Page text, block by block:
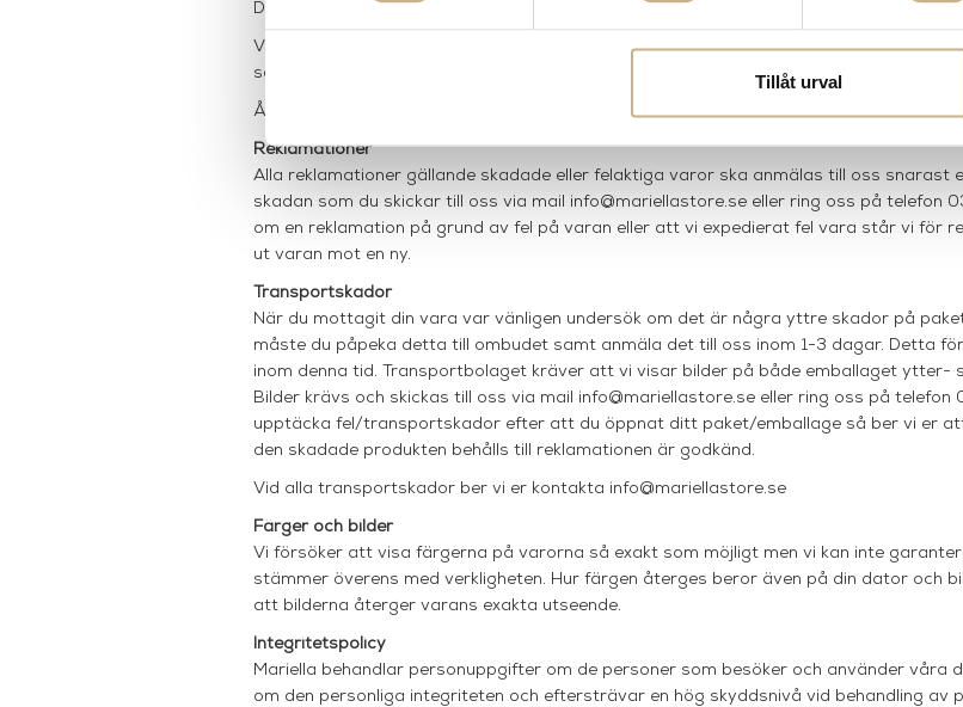
Tillåt urval
Dessa varor betraktas som beställningsvaror och omfattas därför inte av
Vid köp av varor märkta som "Sample Sale" eller "Sale" tillämpas ingen ångerrätt.
samband med köpet.
Ångerrätten gäller ej för företagskunder.
Reklamationer
Alla reklamationer gällande skadade eller felaktiga varor ska anmälas till oss snarast
skadan som du skickar till oss via mail info@mariellastore.se eller ring oss på telefon
om en reklamation på grund av fel på varan eller att vi expedierat fel vara står vi för
ut varan mot en ny.
Transportskador
När du mottagit din vara var vänligen undersök om det är några yttre skador på
måste du påpeka detta till ombudet samt anmäla det till oss inom 1-3 dagar. Detta
inom denna tid. Transportbolaget kräver att vi visar bilder på både emballaget ytter-
Bilder krävs och skickas till oss via mail info@mariellastore.se eller ring oss på telefon
upptäcka fel/transportskador efter att du öppnat ditt paket/emballage så ber vi er
den skadade produkten behålls till reklamationen är godkänd.
Vid alla transportskador ber vi er kontakta info@mariellastore.se
Färger och bilder
Vi försöker att visa färgerna på varorna så exakt som möjligt men vi kan inte
stämmer överens med verkligheten. Hur färgen återges beror även på din dator och
att bilderna återger varans exakta utseende.
Integritetspolicy
Mariella behandlar personuppgifter om de personer som besöker och använder våra
om den personliga integriteten och eftersträvar en hög skyddsnivå vid behandling av